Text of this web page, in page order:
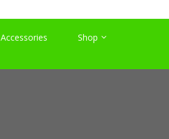
Accessories Shop